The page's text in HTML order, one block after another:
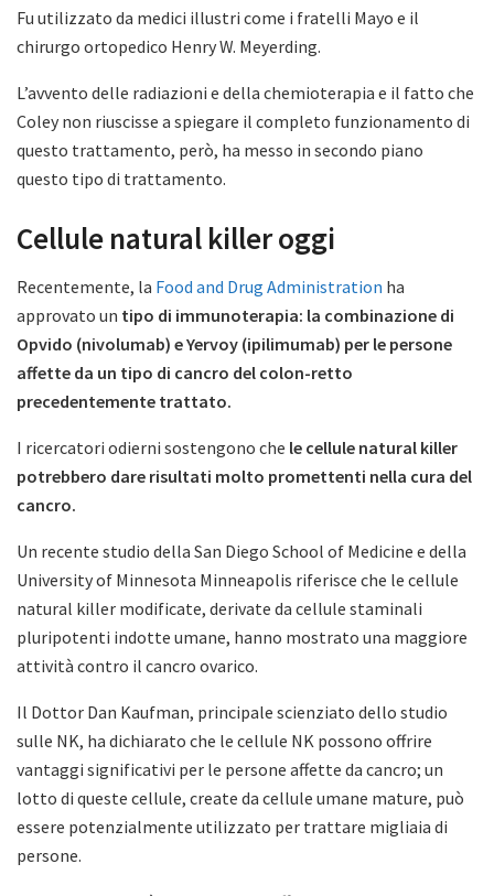
Fu utilizzato da medici illustri come i fratelli Mayo e il
chirurgo ortopedico Henry W. Meyerding.
L’avvento delle radiazioni e della chemioterapia e il fatto che
Coley non riuscisse a spiegare il completo funzionamento di
questo trattamento, però, ha messo in secondo piano
questo tipo di trattamento.
Cellule natural killer oggi
Recentemente, la Food and Drug Administration ha
approvato un tipo di immunoterapia: la combinazione di
Opvido (nivolumab) e Yervoy (ipilimumab) per le persone
affette da un tipo di cancro del colon-retto
precedentemente trattato.
I ricercatori odierni sostengono che le cellule natural killer
potrebbero dare risultati molto promettenti nella cura del
cancro.
Un recente studio della San Diego School of Medicine e della
University of Minnesota Minneapolis riferisce che le cellule
natural killer modificate, derivate da cellule staminali
pluripotenti indotte umane, hanno mostrato una maggiore
attività contro il cancro ovarico.
Il Dottor Dan Kaufman, principale scienziato dello studio
sulle NK, ha dichiarato che le cellule NK possono offrire
vantaggi significativi per le persone affette da cancro; un
lotto di queste cellule, create da cellule umane mature, può
essere potenzialmente utilizzato per trattare migliaia di
persone.